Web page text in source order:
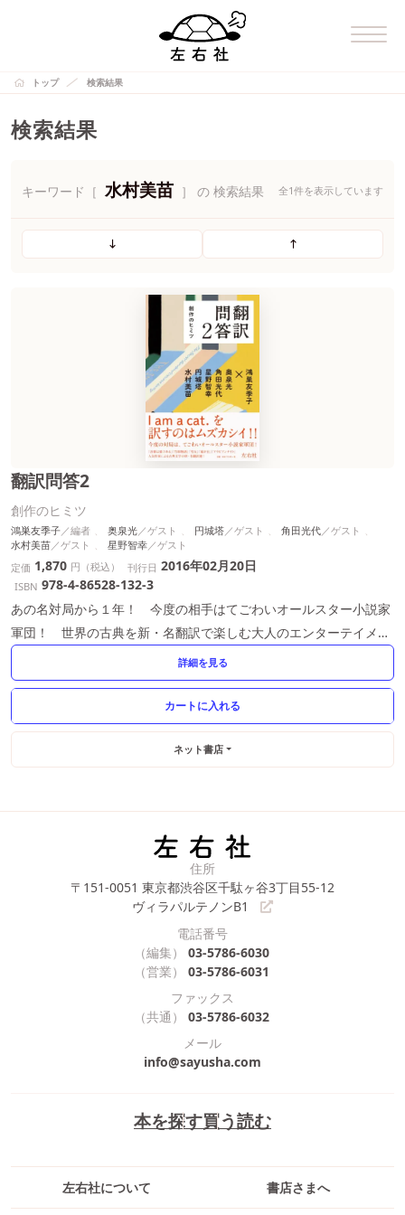
トップ 検索結果
検索結果
キーワード［ 水村美苗 ］ の 検索結果 全1件を表示しています
翻訳問答2
創作のヒミツ
鴻巣友季子 奥泉光 円城塔
角田光代
水村美苗
星野智幸
定価 1,870 円（税込） 刊行日 2016年02月20日
ISBN 978-4-86528-132-3
あの名対局から１年！ 今度の相手はてごわいオールスター小説家
軍団！ 世界の古典を新・名翻訳で楽しむ大人のエンターテイメン
詳細を見る
ネット書店
本を探す買う読む
左右社について 書店さまへ
住所
〒151-0051 東京都渋谷区千駄ヶ谷3丁目55-12
ヴィラパルテノンB1
電話番号
（編集）
03-5786-6030
（営業）
03-5786-6031
ファックス
（共通）
03-5786-6032
メール
info@sayusha.com